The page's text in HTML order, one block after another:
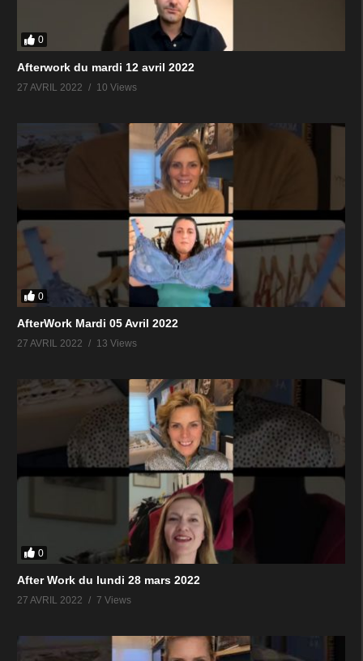
0
Afterwork du mardi 12 avril 2022
27 AVRIL 2022 10 Views
0
AfterWork Mardi 05 Avril 2022
27 AVRIL 2022 13 Views
0
After Work du lundi 28 mars 2022
27 AVRIL 2022 7 Views